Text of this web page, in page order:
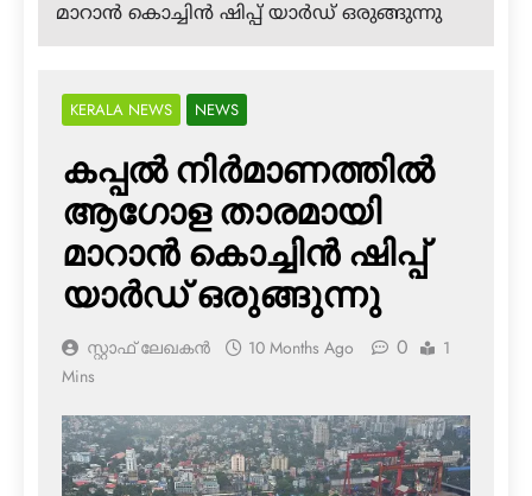
മാറാന്‍ കൊച്ചിന്‍ ഷിപ്പ് യാര്‍ഡ് ഒരുങ്ങുന്നു
KERALA NEWS NEWS
കപ്പല്‍ നിര്‍മാണത്തില്‍
ആഗോള താരമായി
മാറാന്‍ കൊച്ചിന്‍ ഷിപ്പ്
യാര്‍ഡ് ഒരുങ്ങുന്നു
സ്റ്റാഫ് ലേഖകൻ 10 Months Ago 0
1
Mins